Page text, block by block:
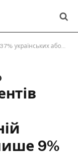
стійкий до блекаутів домашній інтернет: у Києві лише 9%
9%